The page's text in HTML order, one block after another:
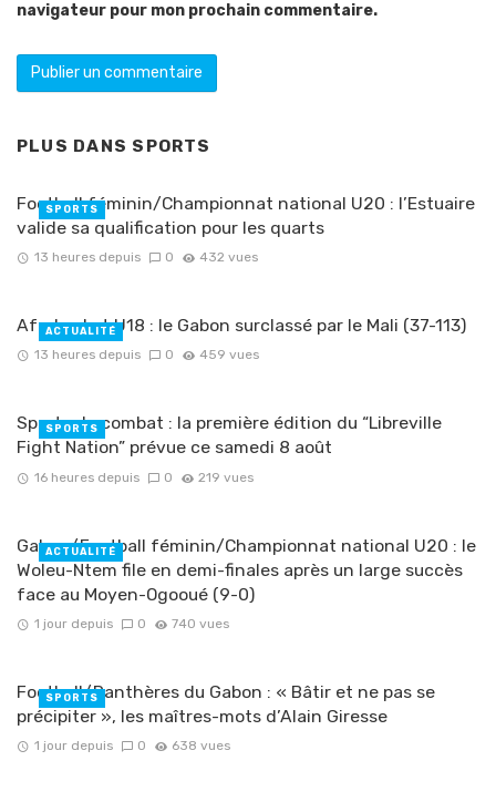
navigateur pour mon prochain commentaire.
PLUS DANS SPORTS
Football féminin/Championnat national U20 : l’Estuaire
valide sa qualification pour les quarts
13 heures depuis 0 432 vues
SPORTS
Afrobasket U18 : le Gabon surclassé par le Mali (37-113)
13 heures depuis 0 459 vues
ACTUALITÉ
Sports de combat : la première édition du “Libreville
Fight Nation” prévue ce samedi 8 août
16 heures depuis 0 219 vues
SPORTS
Gabon/Football féminin/Championnat national U20 : le
Woleu-Ntem file en demi-finales après un large succès
face au Moyen-Ogooué (9-0)
1 jour depuis 0 740 vues
ACTUALITÉ
Football/Panthères du Gabon : « Bâtir et ne pas se
précipiter », les maîtres-mots d’Alain Giresse
1 jour depuis 0 638 vues
SPORTS